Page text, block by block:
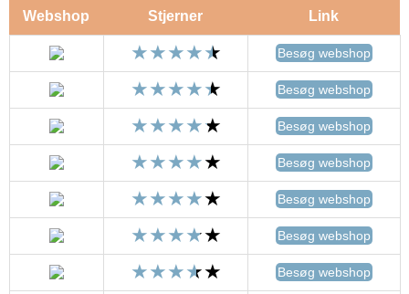
Webshop Stjerner Link
Besøg webshop
Besøg webshop
Besøg webshop
Besøg webshop
Besøg webshop
Besøg webshop
Besøg webshop